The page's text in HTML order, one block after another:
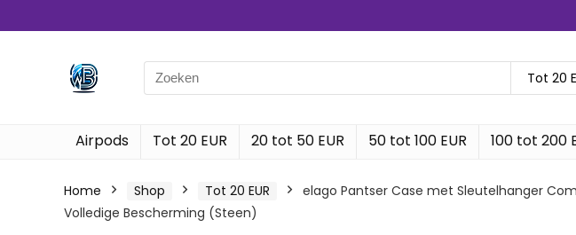
Search
for:
Tot 20
Airpods Tot 20 EUR 20 tot 50 EUR 50 tot 100 EUR 100 tot 200
Home Shop Tot 20 EUR
elago Pantser Case met Sleutelhanger
Volledige Bescherming (Steen)